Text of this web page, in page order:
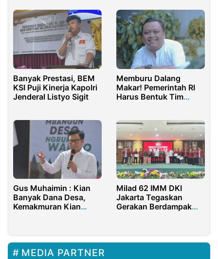
Banyak Prestasi, BEM
KSI Puji Kinerja Kapolri
Jenderal Listyo Sigit
Memburu Dalang
Makar! Pemerintah RI
Harus Bentuk Tim
Gus Muhaimin : Kian
Banyak Dana Desa,
Kemakmuran Kian
Milad 62 IMM DKI
Jakarta Tegaskan
Gerakan Berdampak
MEDIA PARTNER